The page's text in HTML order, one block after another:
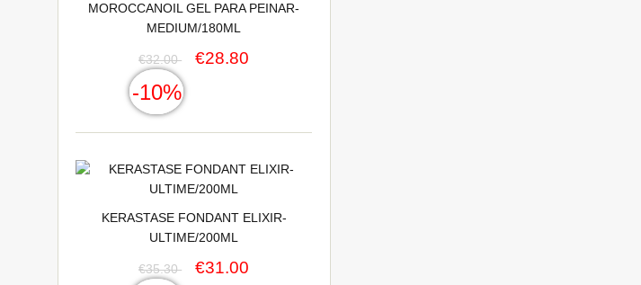
MOROCCANOIL GEL PARA PEINAR-
MEDIUM/180ML
€32.00 €28.80
-10%
KERASTASE FONDANT ELIXIR-
ULTIME/200ML
€35.30 €31.00